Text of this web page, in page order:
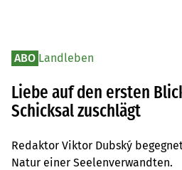
ABO Landleben
Liebe auf den ersten
Schicksal zuschlägt
Redaktor Viktor Dubský
Natur einer Seelenverwandten.